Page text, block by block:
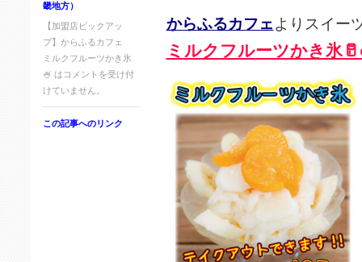
畿地方）
【加盟店ピックアッ
プ】からふるカフェ
ミルクフルーツかき氷
🍧 は コメントを受け付
けていません。
この記事へのリンク
からふるカフェよりスイー
ミルクフルーツかき氷